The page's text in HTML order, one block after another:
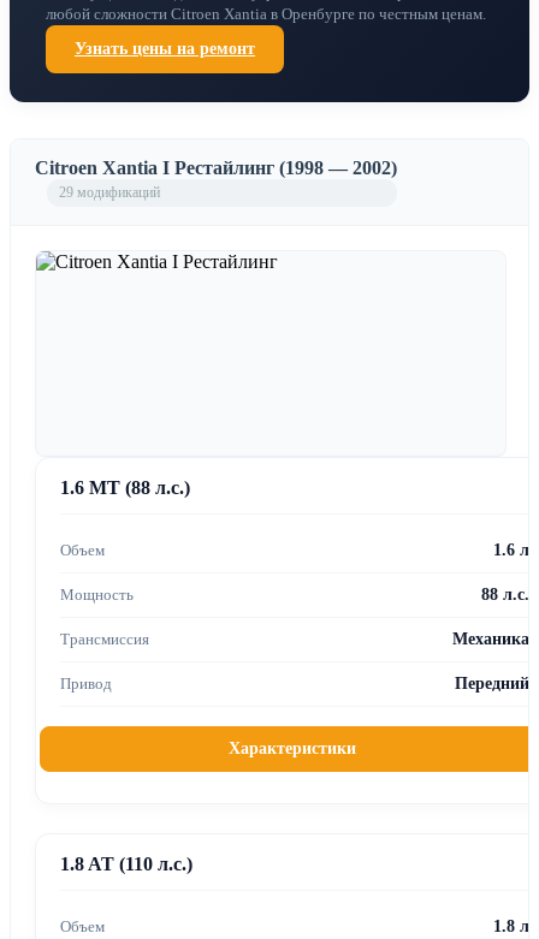
любой сложности Citroen Xantia в Оренбурге по честным ценам.
Узнать цены на ремонт
Citroen Xantia I Рестайлинг (1998 — 2002)
29 модификаций
1.6 MT (88 л.с.)
1.6 л
88 л.с.
Механика
Передний
Характеристики
1.8 AT (110 л.с.)
1.8 л